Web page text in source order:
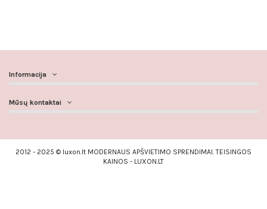
Informacija
Mūsų kontaktai
2012 - 2025 © luxon.lt MODERNAUS APŠVIETIMO SPRENDIMAI. TEISINGOS
KAINOS - LUXON.LT